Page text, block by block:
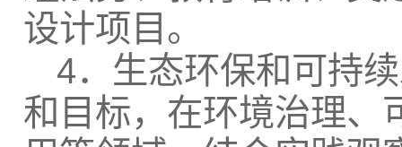
设计项目。
4．生态环保和可持
和目标，在环境治理、